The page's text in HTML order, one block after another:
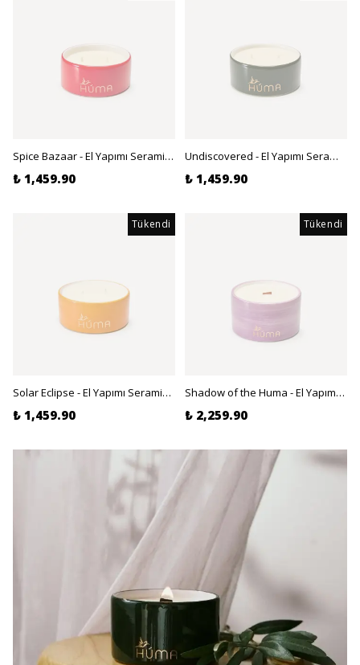
Spice Bazaar - El Yapımı Seramik, Soya Mumu - Lokum, Tarçın, Paçuli 120gr
₺ 1,459.90
Undiscovered - El Yapımı Seramik, Soya Mumu - Egzotik Orman, Odunsu 120gr
₺ 1,459.90
Tükendi
Solar Eclipse - El Yapımı Seramik , Kokulu Soya Mumu - Canlandırıcı Narenciye, Paçuli 120gr
₺ 1,459.90
Tükendi
Shadow of the Huma - El Yapımı Seramik, Soya Mumu - Oriental, Ud ve Gül 300gr
₺ 2,259.90